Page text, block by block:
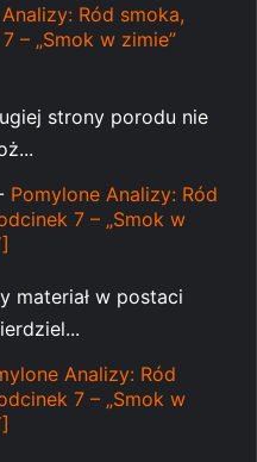
Ród smoka,
– „Smok w zimie”
strony porodu nie
Pomylone Analizy: Ród
7 – „Smok w
materiał w postaci
Analizy: Ród
7 – „Smok w